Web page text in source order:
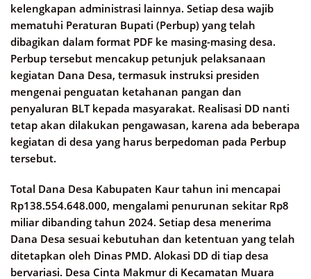
kelengkapan administrasi lainnya. Setiap desa wajib
mematuhi Peraturan Bupati (Perbup) yang telah
dibagikan dalam format PDF ke masing-masing desa.
Perbup tersebut mencakup petunjuk pelaksanaan
kegiatan Dana Desa, termasuk instruksi presiden
mengenai penguatan ketahanan pangan dan
penyaluran BLT kepada masyarakat. Realisasi DD nanti
tetap akan dilakukan pengawasan, karena ada beberapa
kegiatan di desa yang harus berpedoman pada Perbup
tersebut. ​
Total Dana Desa Kabupaten Kaur tahun ini mencapai
Rp138.554.648.000, mengalami penurunan sekitar Rp8
miliar dibanding tahun 2024. Setiap desa menerima
Dana Desa sesuai kebutuhan dan ketentuan yang telah
ditetapkan oleh Dinas PMD. Alokasi DD di tiap desa
bervariasi. Desa Cinta Makmur di Kecamatan Muara